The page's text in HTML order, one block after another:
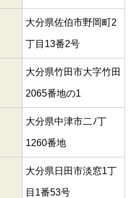
大分県佐伯市野岡町2
丁目13番2号
大分県竹田市大字竹田
2065番地の1
大分県中津市二ﾉ丁
1260番地
大分県日田市淡窓1丁
目1番53号